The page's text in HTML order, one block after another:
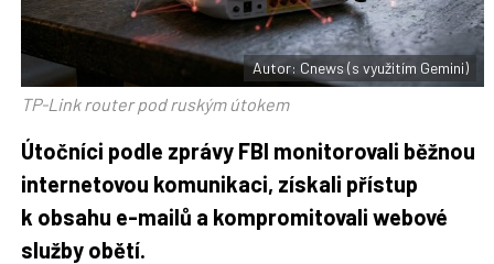
e
b
o
o
k
i
Autor: Cnews (s využitím Gemini)
TP-Link router pod ruským útokem
Útočníci podle zprávy FBI monitorovali běžnou
internetovou komunikaci, získali přístup
k obsahu e-mailů a kompromitovali webové
služby obětí.